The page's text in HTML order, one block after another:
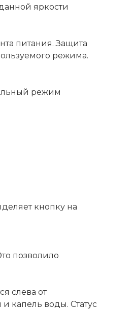
яркости
питания. Защита
режима.
режим
кнопку на
позволило
слева от
капель воды. Статус